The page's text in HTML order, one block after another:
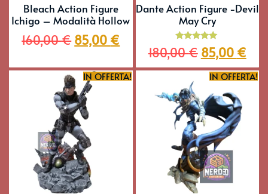
Bleach Action Figure
Ichigo – Modalità Hollow
160,00€ 85,00 €
Dante Action Figure -Devil
May Cry
Valutato
5.00
180,00€ 85,00 €
IN OFFERTA! IN OFFERTA!